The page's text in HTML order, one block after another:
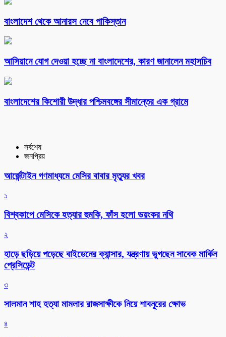
বাংলাদেশ থেকে আনারস নেবে পাকিস্তান
আসিয়ানে যোগ দেওয়া হচ্ছে না বাংলাদেশের, কারণ জানালেন মহাসচিব
বাংলাদেশের কিশোরী উদ্ধার পশ্চিমবঙ্গের সীমান্তের এক গ্রামে
সর্বশেষ
জনপ্রিয়
আর্জেন্টাইন গণমাধ্যমে মেসির বাবার মৃত্যুর খবর
১
বিশ্বকাপে মেসিকে হত্যার হুমকি, ফাঁস হলো ভয়ংকর নথি
২
হাড়ে ছড়িয়ে পড়েছে বাইডেনের ক্যান্সার, যন্ত্রণায় ভুগছেন সাবেক মার্কিন
প্রেসিডেন্ট
৩
সালমান শাহ হত্যা মামলার রাজসাক্ষীকে নিয়ে শাবনূরের ক্ষোভ
৪